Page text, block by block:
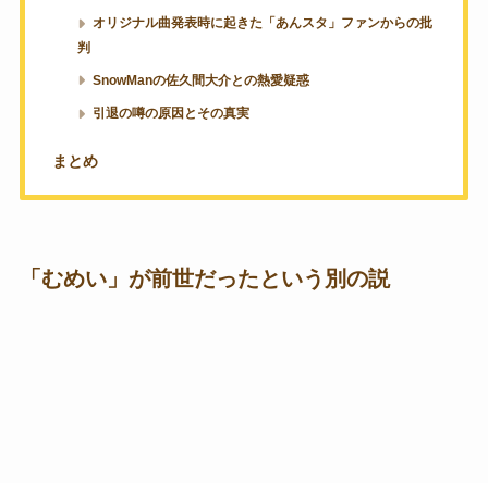
オリジナル曲発表時に起きた「あんスタ」ファンからの批
判
SnowManの佐久間大介との熱愛疑惑
引退の噂の原因とその真実
まとめ
「むめい」が前世だったという別の説